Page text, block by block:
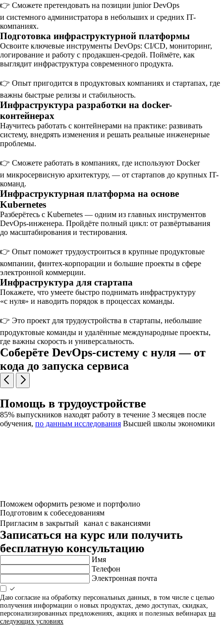
👉 Сможете претендовать на позиции junior DevOps
и системного администратора в небольших и средних IT-
компаниях.
Подготовка инфраструктурной платформы
Освоите ключевые инструменты DevOps: CI/CD, мониторинг,
логирование и работу с продакшен-средой. Поймёте, как
выглядит инфраструктура современного продукта.
👉 Опыт пригодится в продуктовых компаниях и стартапах, где
важны быстрые релизы и стабильность.
Инфраструктура разработки на docker-
контейнерах
Научитесь работать с контейнерами на практике: развивать
систему, внедрять изменения и решать реальные инженерные
проблемы.
👉 Сможете работать в компаниях, где используют Docker
и микросервисную архитектуру, — от стартапов до крупных IT-
команд.
Инфраструктурная платформа на основе
Kubernetes
Разберётесь с Kubernetes — одним из главных инструментов
DevOps-инженера. Пройдёте полный цикл: от развёртывания
до масштабирования и тестирования.
👉 Опыт поможет трудоустроиться в крупные продуктовые
компании, финтех-корпорации и большие проекты в сфере
электронной коммерции.
Инфраструктура для стартапа
Покажете, что умеете быстро поднимать инфраструктуру
«с нуля» и наводить порядок в процессах команды.
👉 Это проект для трудоустройства в стартапы, небольшие
продуктовые команды и удалённые международные проекты,
где важны скорость и универсальность.
Соберёте DevOps-систему с нуля — от
кода до запуска сервиса
Помощь в трудоустройстве
85% выпускников находят работу в течение 3 месяцев после
обучения, по данным исследования Высшей школы экономики
Поможем оформить резюме и портфолио
Подготовим к собеседованиям
Пригласим в закрытый канал с вакансиями
Записаться на курс или получить
бесплатную консультацию
Имя
Телефон
Электронная почта
Даю согласие на обработку персональных данных, в том числе с целью
получения информации о новых продуктах, демо доступах, скидках,
персонализированных предложениях, акциях и полезных вебинарах на
следующих условиях